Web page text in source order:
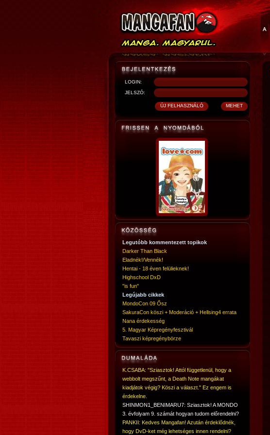
LOGIN:
JELSZÓ:
Legutóbb kommentezett topikok
Darker Than Black
Eladnék!/Vennék!
Hentai - 18 éven felülieknek!
Highschool DxD
"is fun"
Legújabb cikkek
MondoCon 09 Ősz
SakuraCon köszi + Moderáció + Hellsing4 errata
Nana érdekesség
5. Magyar Képregényfesztivál
Tavaszi képregénybörze
K.CSABA: "Sziasztok! Attól függetlenül, hogy a
webbolt megszűnt, a Death Note mangákat
kiadjátok végig? Köszi a választ." Ez engem is
érdekelne.
SHINMON1_BENIMARU7: Sziasztok! A MONDO
3. évfolyam 9. számát hogyan tudom előrendelni?
PANKII: Kedves Mangafan! Azután érdeklődnék,
hogy DvD-ket még lehetséges innen rendelni?